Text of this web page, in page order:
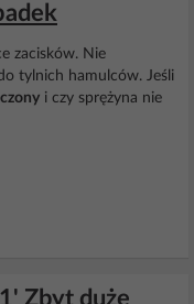
zacisków. Nie
tylnich hamulców. Jeśli
i czy sprężyna nie
Zbyt duże